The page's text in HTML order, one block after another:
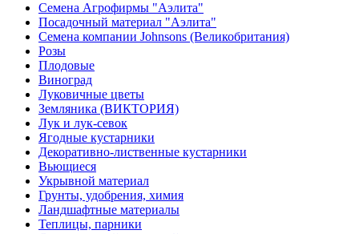
Семена Агрофирмы "Аэлита"
Посадочный материал "Аэлита"
Семена компании Johnsons (Великобритания)
Розы
Плодовые
Виноград
Луковичные цветы
Земляника (ВИКТОРИЯ)
Лук и лук-севок
Ягодные кустарники
Декоративно-лиственные кустарники
Вьющиеся
Укрывной материал
Грунты, удобрения, химия
Ландшафтные материалы
Теплицы, парники